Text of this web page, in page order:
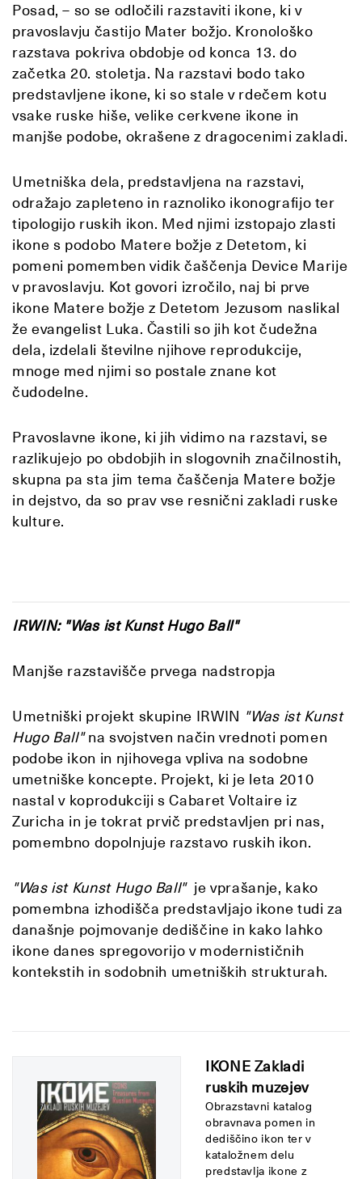
Posad, – so se odločili razstaviti ikone, ki v
pravoslavju častijo Mater božjo. Kronološko
razstava pokriva obdobje od konca 13. do
začetka 20. stoletja. Na razstavi bodo tako
predstavljene ikone, ki so stale v rdečem kotu
vsake ruske hiše, velike cerkvene ikone in
manjše podobe, okrašene z dragocenimi zakladi.
Umetniška dela, predstavljena na razstavi,
odražajo zapleteno in raznoliko ikonografijo ter
tipologijo ruskih ikon. Med njimi izstopajo zlasti
ikone s podobo Matere božje z Detetom, ki
pomeni pomemben vidik čaščenja Device Marije
v pravoslavju. Kot govori izročilo, naj bi prve
ikone Matere božje z Detetom Jezusom naslikal
že evangelist Luka. Častili so jih kot čudežna
dela, izdelali številne njihove reprodukcije,
mnoge med njimi so postale znane kot
čudodelne.
Pravoslavne ikone, ki jih vidimo na razstavi, se
razlikujejo po obdobjih in slogovnih značilnostih,
skupna pa sta jim tema čaščenja Matere božje
in dejstvo, da so prav vse resnični zakladi ruske
kulture.
IRWIN: "Was ist Kunst Hugo Ball"
Manjše razstavišče prvega nadstropja
Umetniški projekt skupine IRWIN "Was ist Kunst
Hugo Ball"na svojstven način vrednoti pomen
podobe ikon in njihovega vpliva na sodobne
umetniške koncepte. Projekt, ki je leta 2010
nastal v koprodukciji s Cabaret Voltaire iz
Zuricha in je tokrat prvič predstavljen pri nas,
pomembno dopolnjuje razstavo ruskih ikon.
"Was ist Kunst Hugo Ball"je vprašanje, kako
pomembna izhodišča predstavljajo ikone tudi za
današnje pojmovanje dediščine in kako lahko
ikone danes spregovorijo v modernističnih
kontekstih in sodobnih umetniških strukturah.
IKONE Zakladi
ruskih muzejev
Obrazstavni katalog
obravnava pomen in
dediščino ikon ter v
kataložnem delu
predstavlja ikone z